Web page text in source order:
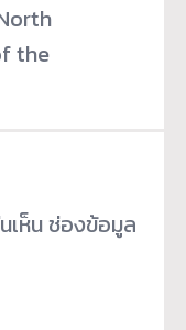
the
เห็น ช่องข้อมูล